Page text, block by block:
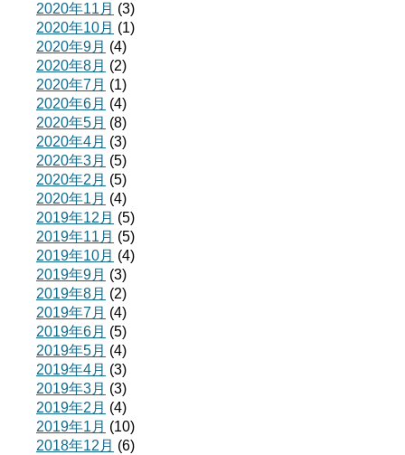
2020年11月 (3)
2020年10月 (1)
2020年9月 (4)
2020年8月 (2)
2020年7月 (1)
2020年6月 (4)
2020年5月 (8)
2020年4月 (3)
2020年3月 (5)
2020年2月 (5)
2020年1月 (4)
2019年12月 (5)
2019年11月 (5)
2019年10月 (4)
2019年9月 (3)
2019年8月 (2)
2019年7月 (4)
2019年6月 (5)
2019年5月 (4)
2019年4月 (3)
2019年3月 (3)
2019年2月 (4)
2019年1月 (10)
2018年12月 (6)